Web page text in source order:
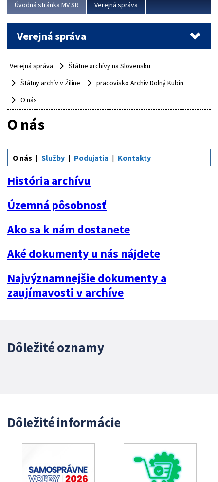
Úvodná stránka MV SR Verejná správa
Verejná správa
Verejná správa
Štátne archívy na Slovensku
Štátny archív v Žiline
pracovisko Archív Dolný Kubín
O nás
O nás
O nás Služby Podujatia Kontakty
História archívu
Územná pôsobnosť
Ako sa k nám dostanete
Aké dokumenty u nás nájdete
Najvýznamnejšie dokumenty a
zaujímavosti v archíve
Dôležité oznamy
Dôležité informácie